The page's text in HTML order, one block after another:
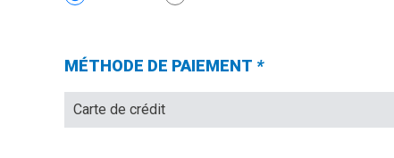
MÉTHODE DE PAIEMENT *
requis)